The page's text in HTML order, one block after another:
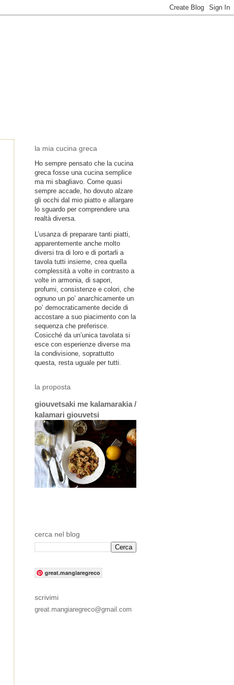
la mia cucina greca
Ho sempre pensato che la cucina
greca fosse una cucina semplice
ma mi sbagliavo. Come quasi
sempre accade, ho dovuto alzare
gli occhi dal mio piatto e allargare
lo sguardo per comprendere una
realtà diversa.
L’usanza di preparare tanti piatti,
apparentemente anche molto
diversi tra di loro e di portarli a
tavola tutti insieme, crea quella
complessità a volte in contrasto a
volte in armonia, di sapori,
profumi, consistenze e colori, che
ognuno un po’ anarchicamente un
po’ democraticamente decide di
accostare a suo piacimento con la
sequenza che preferisce.
Cosicché da un’unica tavolata si
esce con esperienze diverse ma
la condivisione, soprattutto
questa, resta uguale per tutti.
la proposta
giouvetsaki me kalamarakia /
kalamari giouvetsi
cerca nel blog
great.mangiaregreco
scrivimi
great.mangiaregreco@gmail.com